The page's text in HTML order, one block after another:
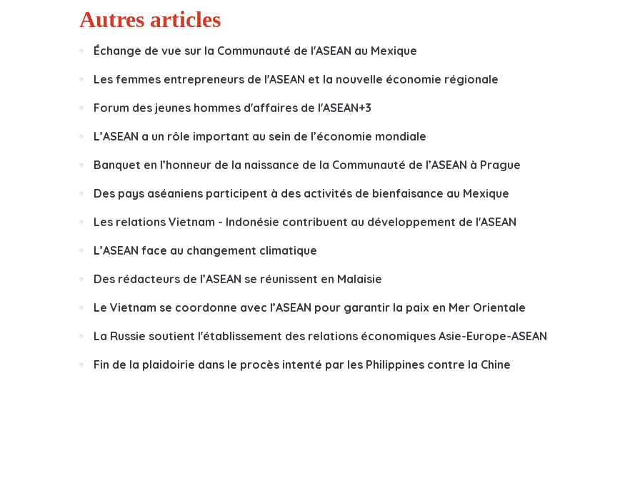
Autres articles
Échange de vue sur la Communauté de l'ASEAN au Mexique
Les femmes entrepreneurs de l'ASEAN et la nouvelle économie régionale
Forum des jeunes hommes d'affaires de l'ASEAN+3
L’ASEAN a un rôle important au sein de l’économie mondiale
Banquet en l’honneur de la naissance de la Communauté de l’ASEAN à Prague
Des pays aséaniens participent à des activités de bienfaisance au Mexique
Les relations Vietnam - Indonésie contribuent au développement de l'ASEAN
L’ASEAN face au changement climatique
Des rédacteurs de l’ASEAN se réunissent en Malaisie
Le Vietnam se coordonne avec l’ASEAN pour garantir la paix en Mer Orientale
La Russie soutient l'établissement des relations économiques Asie-Europe-ASEAN
Fin de la plaidoirie dans le procès intenté par les Philippines contre la Chine